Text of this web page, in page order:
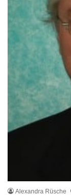
Alexandra Rüsche